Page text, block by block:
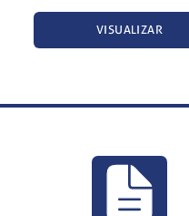
VISUALIZAR